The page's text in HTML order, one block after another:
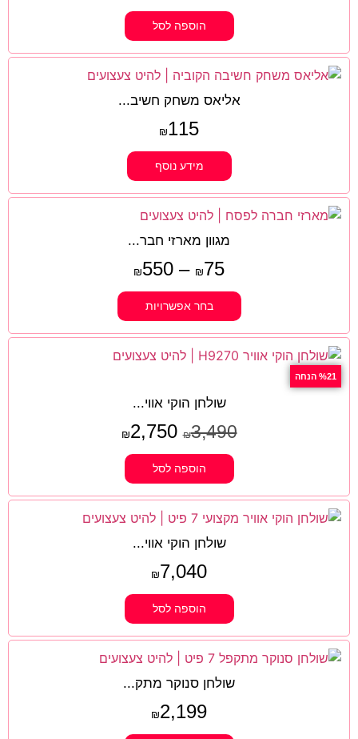
הוספה לסל
אליאס משחק חשיב...
₪115
מידע נוסף
מגוון מארזי חבר...
₪75
–
₪550
בחר אפשרויות
%21 הנחה
שולחן הוקי אווי...
₪3,490
₪2,750
הוספה לסל
שולחן הוקי אווי...
₪7,040
הוספה לסל
שולחן סנוקר מתק...
₪2,199